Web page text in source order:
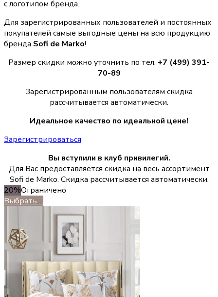
с логотипом бренда.
Для зарегистрированных пользователей и постоянных
покупателей самые выгодные цены на всю продукцию
бренда Sofi de Marko!
Размер скидки можно уточнить по тел. +7 (499) 391-
70-89
Зарегистрированным пользователям скидка
рассчитывается автоматически.
Идеальное качество по идеальной цене!
Зарегистрироваться
Вы вступили в клуб привилегий.
Для Вас предоставляется скидка на весь ассортимент
Sofi de Marko. Скидка рассчитывается автоматически.
20%Ограничено
Выбрать ...